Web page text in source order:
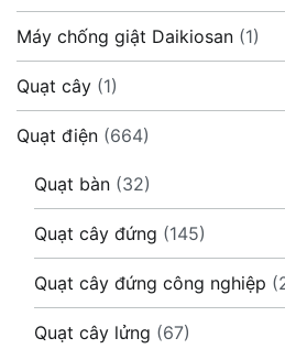
Máy chống giật Daikiosan (1)
Quạt cây (1)
Quạt điện (664)
Quạt bàn (32)
Quạt cây đứng (145)
Quạt cây đứng công nghiệp
Quạt cây lửng (67)